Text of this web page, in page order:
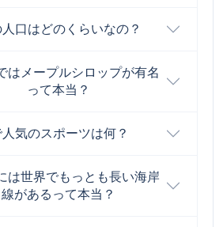
口はどのくらいなの？
はメープルシロップが有名
って本当？
気のスポーツは何？
は世界でもっとも長い海岸
線があるって本当？